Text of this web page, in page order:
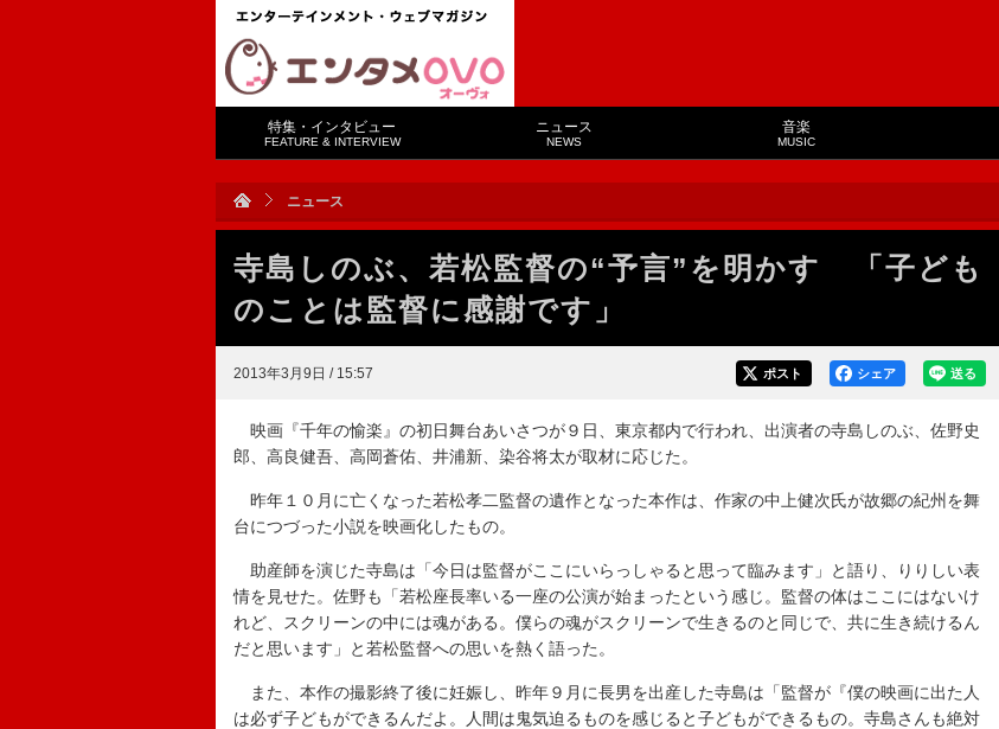
特集・インタビュー
FEATURE & INTERVIEW
ニュース
NEWS
音楽
MUSIC
ニュース
寺島しのぶ、若松監督の“予言”を明かす 「子ども
のことは監督に感謝です」
2013年3月9日 / 15:57 送る
シェア
ポスト
映画『千年の愉楽』の初日舞台あいさつが９日、東京都内で行われ、出演者の寺島しのぶ、佐野史
郎、高良健吾、高岡蒼佑、井浦新、染谷将太が取材に応じた。
昨年１０月に亡くなった若松孝二監督の遺作となった本作は、作家の中上健次氏が故郷の紀州を舞
台につづった小説を映画化したもの。
助産師を演じた寺島は「今日は監督がここにいらっしゃると思って臨みます」と語り、りりしい表
情を見せた。佐野も「若松座長率いる一座の公演が始まったという感じ。監督の体はここにはないけ
れど、スクリーンの中には魂がある。僕らの魂がスクリーンで生きるのと同じで、共に生き続けるん
だと思います」と若松監督への思いを熱く語った。
また、本作の撮影終了後に妊娠し、昨年９月に長男を出産した寺島は「監督が『僕の映画に出た人
は必ず子どもができるんだよ。人間は鬼気迫るものを感じると子どもができるもの。寺島さんも絶対